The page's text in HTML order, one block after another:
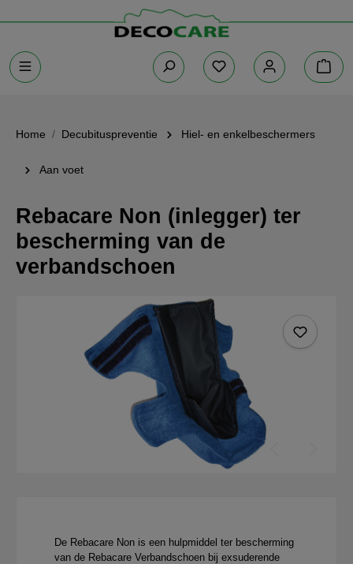
Home Decubituspreventie Hiel- en enkelbeschermers
Aan voet
Rebacare Non (inlegger) ter
bescherming van de
verbandschoen
De Rebacare Non is een hulpmiddel ter bescherming
van de Rebacare Verbandschoen bij exsuderende